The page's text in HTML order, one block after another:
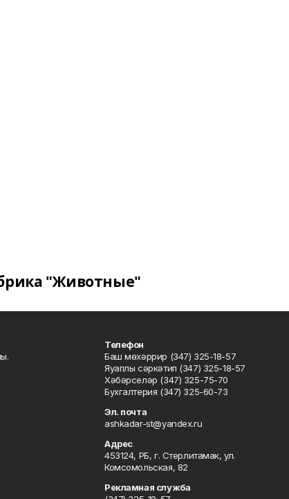
"Животные"
Телефон
Баш мөхәррир (347) 325-18-57
Яуаплы сәркәтип (347) 325-18-57
Хәбәрселәр (347) 325-75-70
Бухгалтерия (347) 325-60-73
Эл. почта
ashkadar-st@yandex.ru
Адрес
453124, РБ, г. Стерлитамак, ул.
Комсомольская, 82
Рекламная служба